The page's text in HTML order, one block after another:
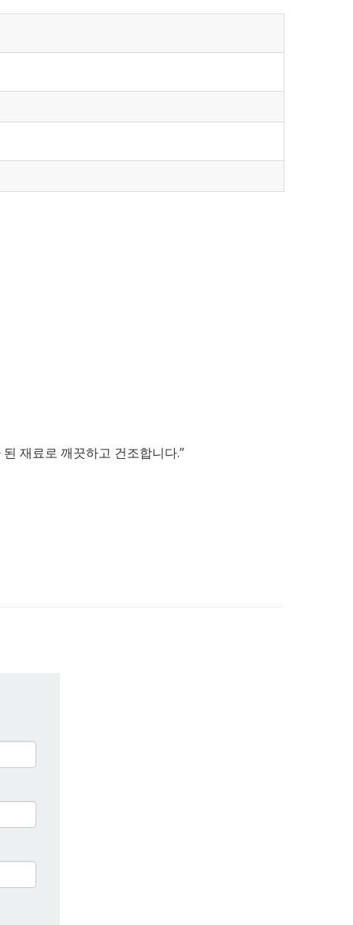
재료로 깨끗하고 건조합니다.”